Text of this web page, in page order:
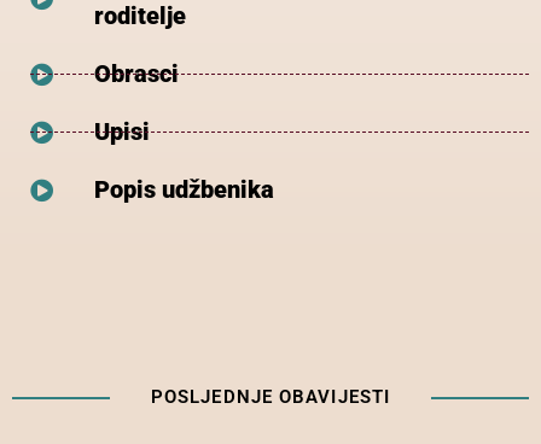
roditelje
Obrasci
Upisi
Popis udžbenika
POSLJEDNJE OBAVIJESTI